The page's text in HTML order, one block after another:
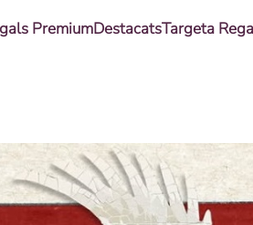
PremiumDestacatsTargeta